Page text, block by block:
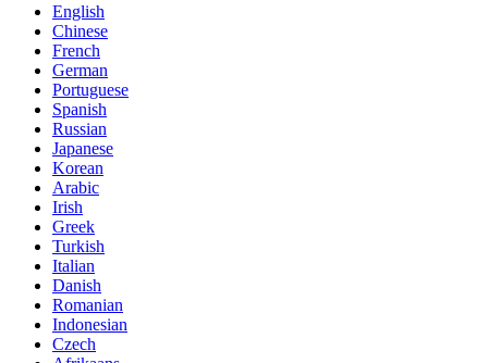
English
Chinese
French
German
Portuguese
Spanish
Russian
Japanese
Korean
Arabic
Irish
Greek
Turkish
Italian
Danish
Romanian
Indonesian
Czech